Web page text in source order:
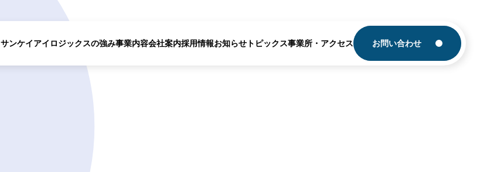
サンケイアイロジックスの強み事業内容会社案内採用情報お知らせ トピックス事業所・アクセス お問い合わせ